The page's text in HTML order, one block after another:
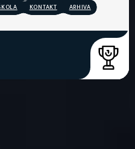
KONTAKT ARHIVA